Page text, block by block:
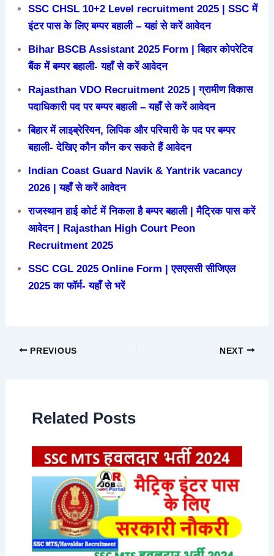
SSC CHSL 10+2 Level recruitment 2025 | SSC में
इंटर पास के लिए बम्पर बहाली – यहां से करें आवेदन
Bihar BSCB Assistant 2025 Form | बिहार कोपरेटिव
बैंक में बम्पर बहाली- यहाँ से करें आवेदन
Rajasthan VDO Recruitment 2025 | ग्रामीण विकास
पदाधिकारी पद पर बम्पर बहाली – यहाँ से करें आवेदन
बिहार में लाइब्रेरियन, लिपिक और परिचारी के पद पर बम्पर
बहाली- देखिए कौन कौन कर सकते हैं आवेदन
Indian Coast Guard Navik & Yantrik vacancy
2026 | यहाँ से करें आवेदन
राजस्थान हाई कोर्ट में निकला है बम्पर बहाली | मैट्रिक पास करें
आवेदन | Rajasthan High Court Peon
Recruitment 2025
SSC CGL 2025 Online Form | एसएससी सीजिएल
2025 का फॉर्म- यहाँ से भरें
PREVIOUS NEXT
Related Posts